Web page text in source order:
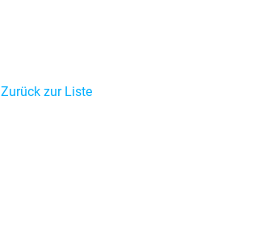
Zurück zur Liste